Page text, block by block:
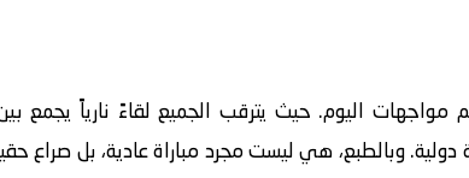
مواجهات اليوم. حيث يترقب الجميع لقاءً نارياً يجمع
دولية. وبالطبع، هي ليست مجرد مباراة عادية، بل صراع